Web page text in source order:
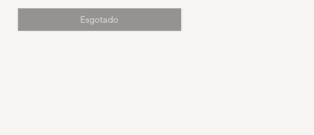
Esgotado